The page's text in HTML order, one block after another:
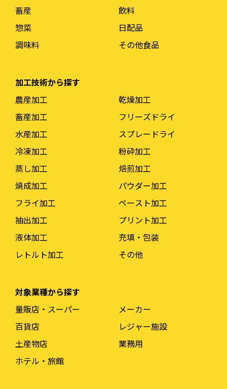
畜産
惣菜
調味料
飲料
日配品
その他食品
加工技術から探す
農産加工
畜産加工
水産加工
冷凍加工
蒸し加工
焼成加工
フライ加工
抽出加工
液体加工
レトルト加工
乾燥加工
フリーズドライ
スプレードライ
粉砕加工
焙煎加工
パウダー加工
ペースト加工
プリント加工
充填・包装
その他
対象業種から探す
量販店・スーパー
百貨店
土産物店
ホテル・旅館
メーカー
レジャー施設
業務用